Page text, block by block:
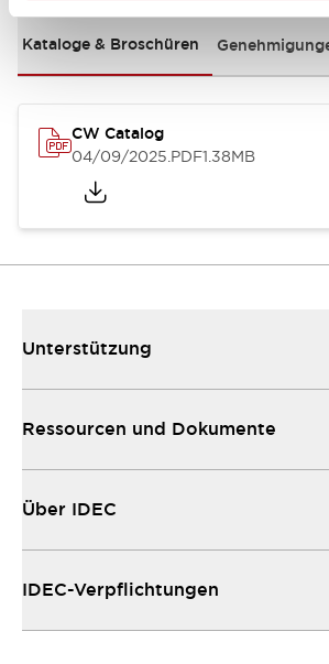
Kataloge & Broschüren
CW Catalog
04/09/2025.PDF1.38MB
Unterstützung
Ressourcen und Dokumente
Über IDEC
IDEC-Verpflichtungen